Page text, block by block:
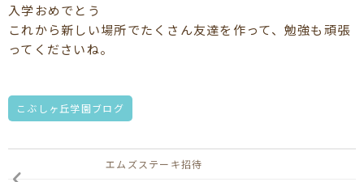
入学おめでとう
これから新しい場所でたくさん友達を作って、勉強も頑張
ってくださいね。
こぶしヶ丘学園ブログ
エムズステーキ招待